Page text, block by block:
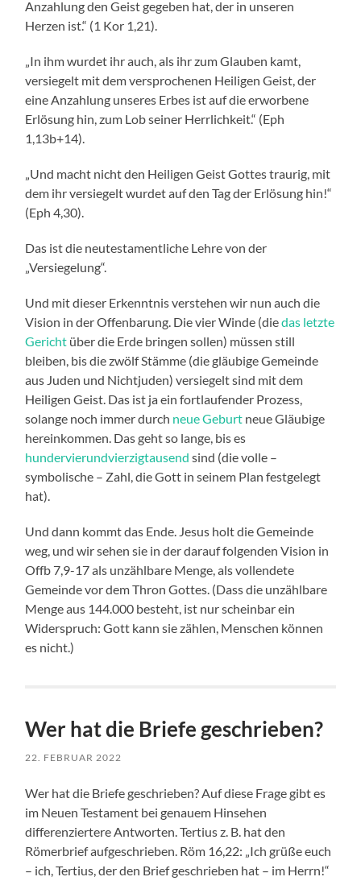
Anzahlung den Geist gegeben hat, der in unseren
Herzen ist.“ (1 Kor 1,21).
„In ihm wurdet ihr auch, als ihr zum Glauben kamt,
versiegelt mit dem versprochenen Heiligen Geist, der
eine Anzahlung unseres Erbes ist auf die erworbene
Erlösung hin, zum Lob seiner Herrlichkeit.“ (Eph
1,13b+14).
„Und macht nicht den Heiligen Geist Gottes traurig, mit
dem ihr versiegelt wurdet auf den Tag der Erlösung hin!“
(Eph 4,30).
Das ist die neutestamentliche Lehre von der
„Versiegelung“.
Und mit dieser Erkenntnis verstehen wir nun auch die
Vision in der Offenbarung. Die vier Winde (diedas letzte
Gericht über die Erde bringen sollen) müssen still
bleiben, bis die zwölf Stämme (die gläubige Gemeinde
aus Juden und Nichtjuden) versiegelt sind mit dem
Heiligen Geist. Das ist ja ein fortlaufender Prozess,
solange noch immer durch neue Geburt neue Gläubige
hereinkommen. Das geht so lange, bis es
hundervierundvierzigtausend sind (die volle –
symbolische – Zahl, die Gott in seinem Plan festgelegt
hat).
Und dann kommt das Ende. Jesus holt die Gemeinde
weg, und wir sehen sie in der darauf folgenden Vision in
Offb 7,9-17 als unzählbare Menge, als vollendete
Gemeinde vor dem Thron Gottes. (Dass die unzählbare
Menge aus 144.000 besteht, ist nur scheinbar ein
Widerspruch: Gott kann sie zählen, Menschen können
es nicht.)
Wer hat die Briefe geschrieben?
22. FEBRUAR 2022
Wer hat die Briefe geschrieben? Auf diese Frage gibt es
im Neuen Testament bei genauem Hinsehen
differenziertere Antworten. Tertius z. B. hat den
Römerbrief aufgeschrieben. Röm 16,22: „Ich grüße euch
– ich, Tertius, der den Brief geschrieben hat – im Herrn!“